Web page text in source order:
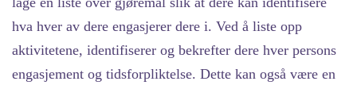
hva hver av dere engasjerer dere i. Ved å liste opp
aktivitetene, identifiserer og bekrefter dere hver persons
engasjement og tidsforpliktelse. Dette kan også være en